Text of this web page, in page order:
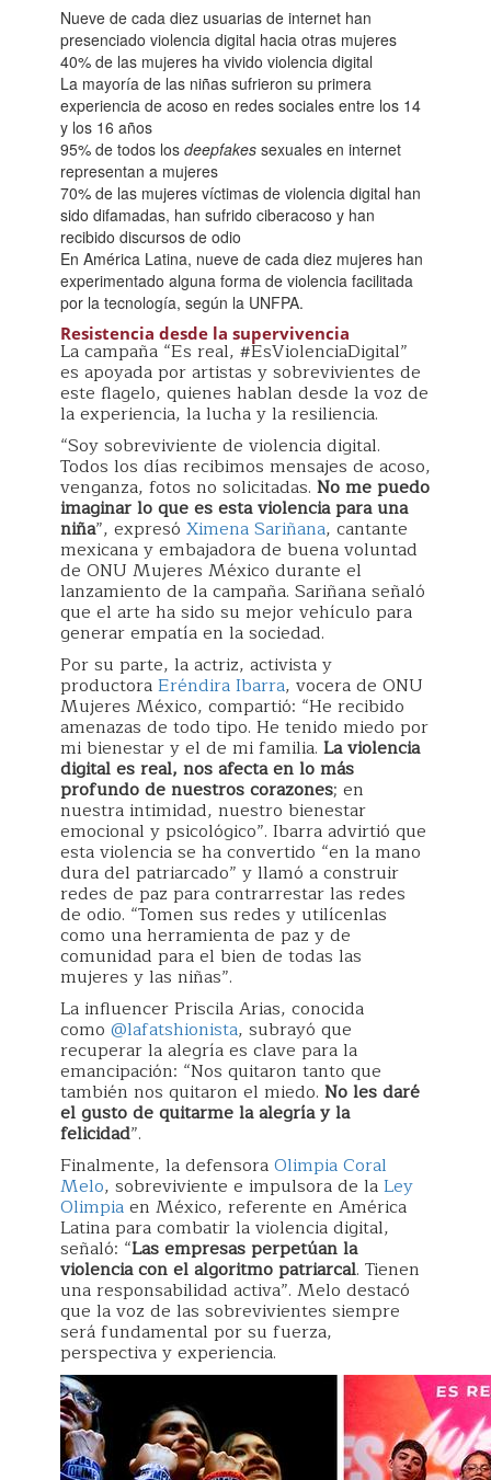
Nueve de cada diez usuarias de internet han
presenciado violencia digital hacia otras mujeres
40% de las mujeres ha vivido violencia digital
La mayoría de las niñas sufrieron su primera
experiencia de acoso en redes sociales entre los 14
y los 16 años
95% de todos los deepfakes sexuales en internet
representan a mujeres
70% de las mujeres víctimas de violencia digital han
sido difamadas, han sufrido ciberacoso y han
recibido discursos de odio
En América Latina, nueve de cada diez mujeres han
experimentado alguna forma de violencia facilitada
por la tecnología, según la UNFPA.
Resistencia desde la supervivencia
La campaña “Es real, #EsViolenciaDigital”
es apoyada por artistas y sobrevivientes de
este flagelo, quienes hablan desde la voz de
la experiencia, la lucha y la resiliencia.
“Soy sobreviviente de violencia digital.
Todos los días recibimos mensajes de acoso,
venganza, fotos no solicitadas. No me puedo
imaginar lo que es esta violencia para una
niña”, expresó Ximena Sariñana, cantante
mexicana y embajadora de buena voluntad
de ONU Mujeres México durante el
lanzamiento de la campaña. Sariñana señaló
que el arte ha sido su mejor vehículo para
generar empatía en la sociedad.
Por su parte, la actriz, activista y
productoraEréndira Ibarra, vocera de ONU
Mujeres México, compartió: “He recibido
amenazas de todo tipo. He tenido miedo por
mi bienestar y el de mi familia. La violencia
digital es real, nos afecta en lo más
profundo de nuestros corazones; en
nuestra intimidad, nuestro bienestar
emocional y psicológico”. Ibarra advirtió que
esta violencia se ha convertido “en la mano
dura del patriarcado” y llamó a construir
redes de paz para contrarrestar las redes
de odio. “Tomen sus redes y utilícenlas
como una herramienta de paz y de
comunidad para el bien de todas las
mujeres y las niñas”.
La influencer Priscila Arias, conocida
como @lafatshionista, subrayó que
recuperar la alegría es clave para la
emancipación: “Nos quitaron tanto que
también nos quitaron el miedo. No les daré
el gusto de quitarme la alegría y la
felicidad”.
Finalmente, la defensoraOlimpia Coral
Melo, sobreviviente e impulsora de laLey
Olimpiaen México, referente en América
Latina para combatir la violencia digital,
señaló: “Las empresas perpetúan la
violencia con el algoritmo patriarcal. Tienen
una responsabilidad activa”. Melo destacó
que la voz de las sobrevivientes siempre
será fundamental por su fuerza,
perspectiva y experiencia.